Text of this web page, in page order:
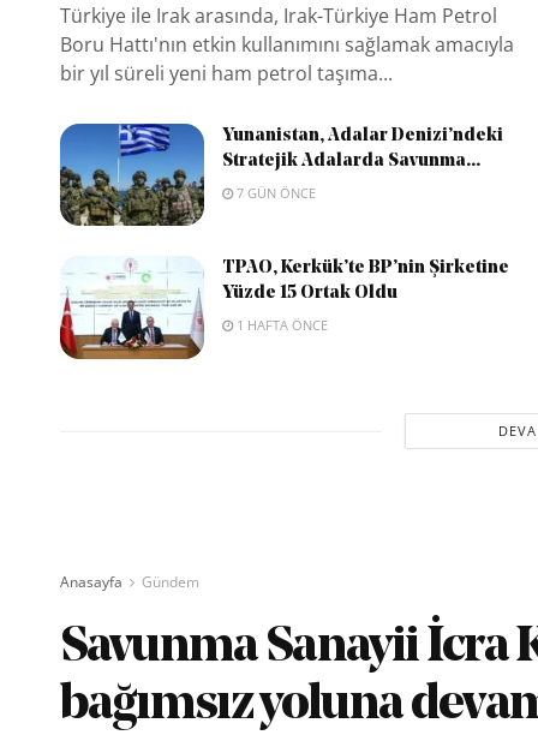
Türkiye ile Irak arasında, Irak-Türkiye Ham Petrol
Boru Hattı'nın etkin kullanımını sağlamak amacıyla
bir yıl süreli yeni ham petrol taşıma...
Yunanistan, Adalar Denizi’ndeki
Stratejik Adalarda Savunma...
7 GÜN ÖNCE
TPAO, Kerkük’te BP’nin Şirketine
Yüzde 15 Ortak Oldu
1 HAFTA ÖNCE
Anasayfa Gündem
Savunma Sanayii
bağımsız yoluna